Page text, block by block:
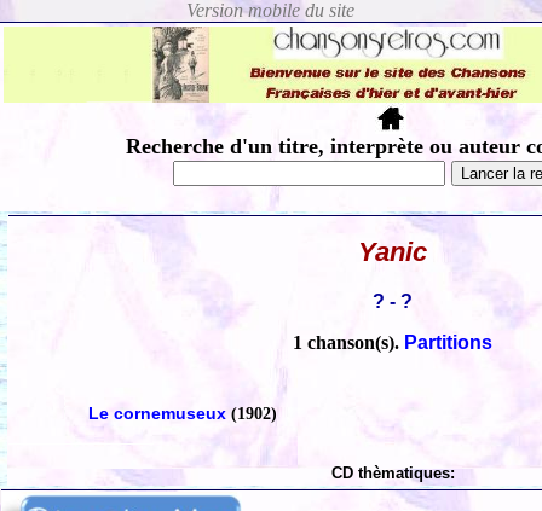
Recherche d'un titre, interprète ou auteur
Yanic
? - ?
1 chanson(s). Partitions
Le cornemuseux (1902)
CD thèmatiques: